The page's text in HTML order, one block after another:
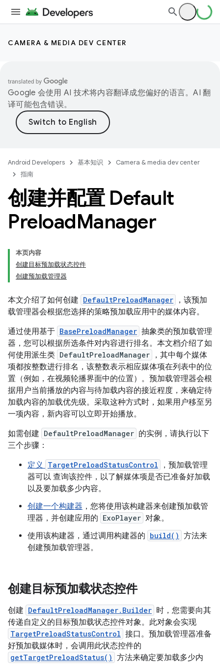
CAMERA & MEDIA DEV CENTER
Google 会使用 AI 技术将内容翻译成您偏好的语言。AI 翻
译可能包含错误。
Android Developers 基本知识
Camera & media dev center
指南
创建并配置 Default
PreloadManager
本页内容
创建目标预加载状态控件
创建预加载管理器
本文介绍了如何创建 DefaultPreloadManager
，该预加
载管理器会根据您选择的策略预加载应用中的媒体内容。
通过使用基于 BasePreloadManager 抽象类的预加载管理
器，您可以根据所选条件对内容进行排名。本文档介绍了如
何使用派生类 DefaultPreloadManager
，其中每个媒体
项都按整数进行排名，该整数表示相应媒体项在列表中的位
置（例如，在视频轮播界面中的位置）。预加载管理器会根
据用户当前播放的内容与待加载内容的接近程度，来确定待
加载内容的加载优先级。采取这种方式时，如果用户移至另
一项内容，新内容可以立即开始播放。
如需创建 DefaultPreloadManager 的实例，请执行以下
三个步骤：
定义 TargetPreloadStatusControl
，预加载管理
器可以 查询该控件，以了解媒体项是否已准备好加载
以及要加载多少内容。
创建一个构建器 ，您将使用该构建器来创建预加载管
理器，并创建应用的 ExoPlayer 对象。
使用该构建器，通过调用构建器的 build() 方法来
创建预加载管理器。
创建目标预加载状态控件
创建 DefaultPreloadManager.Builder 时，您需要向其
传递自定义的目标预加载状态控件对象。 此对象会实现
TargetPreloadStatusControl 接口。预加载管理器准备
好预加载媒体时，会调用此状态控件的
getTargetPreloadStatus() 方法来确定要加载多少内